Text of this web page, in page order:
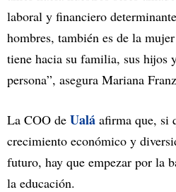
laboral y financiero
hombres, también es de la
tiene hacia su familia, sus hijos
persona”, asegura Mariana
La COO de Ualá afirma que, si
crecimiento económico y
futuro, hay que empezar por la
la educación.